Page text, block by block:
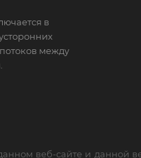
в
между
веб-сайте и данной